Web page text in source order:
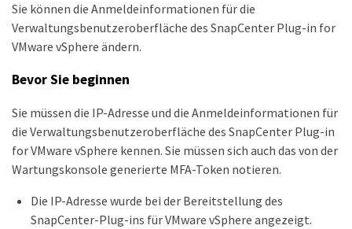
Sie können die Anmeldeinformationen für die
Verwaltungsbenutzeroberfläche des SnapCenter Plug-in for
VMware vSphere ändern.
Bevor Sie beginnen
Sie müssen die IP-Adresse und die Anmeldeinformationen für
die Verwaltungsbenutzeroberfläche des SnapCenter Plug-in
for VMware vSphere kennen. Sie müssen sich auch das von der
Wartungskonsole generierte MFA-Token notieren.
Die IP-Adresse wurde bei der Bereitstellung des
SnapCenter-Plug-ins für VMware vSphere angezeigt.